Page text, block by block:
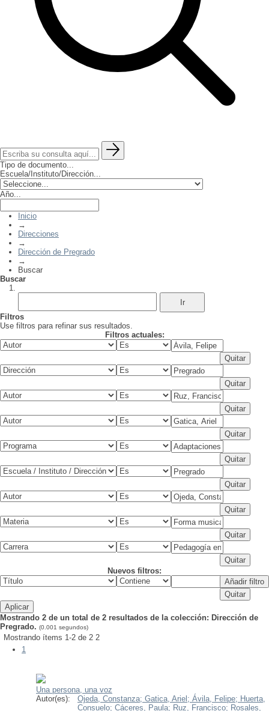
Tipo de documento...
Escuela/Instituto/Dirección...
Año...
Inicio
→
Direcciones
→
Dirección de Pregrado
→
Buscar
Buscar
Filtros
Use filtros para refinar sus resultados.
Filtros actuales:
Nuevos filtros:
Mostrando 2 de un total de 2 resultados de la colección: Dirección de
Pregrado. (0.001 segundos)
Mostrando ítems 1-2 de 2 2
1
Una persona, una voz
Autor(es):
Ojeda, Constanza; Gatica, Ariel; Ávila, Felipe; Huerta,
Consuelo; Cáceres, Paula; Ruz, Francisco; Rosales,